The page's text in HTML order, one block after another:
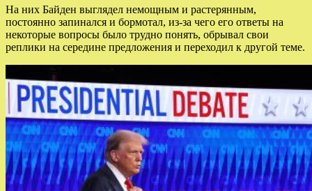
На них Байден выглядел немощным и растерянным,
постоянно запинался и бормотал, из-за чего его ответы на
некоторые вопросы было трудно понять, обрывал свои
реплики на середине предложения и переходил к другой теме.